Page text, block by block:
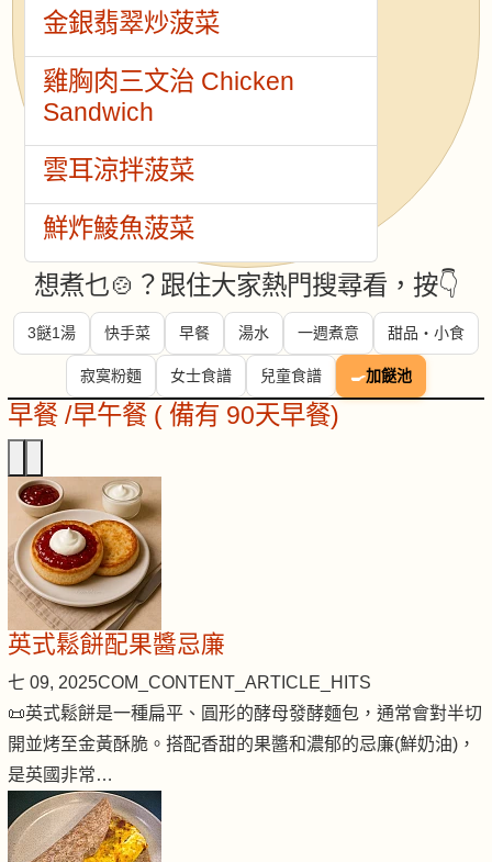
金銀翡翠炒菠菜
雞胸肉三文治 Chicken
Sandwich
雲耳涼拌菠菜
鮮炸鯪魚菠菜
想煮乜🍲？跟住大家熱門搜尋看，按👇
3餸1湯 快手菜 早餐 湯水 一週煮意 甜品・小食
寂寞粉麵 女士食譜 兒童食譜 🍳加餸池
早餐 /早午餐 ( 備有 90天早餐)
英式鬆餅配果醬忌廉
七 09, 2025COM_CONTENT_ARTICLE_HITS
📜英式鬆餅是一種扁平、圓形的酵母發酵麵包，通常會對半切
開並烤至金黃酥脆。搭配香甜的果醬和濃郁的忌廉(鮮奶油)，
是英國非常…